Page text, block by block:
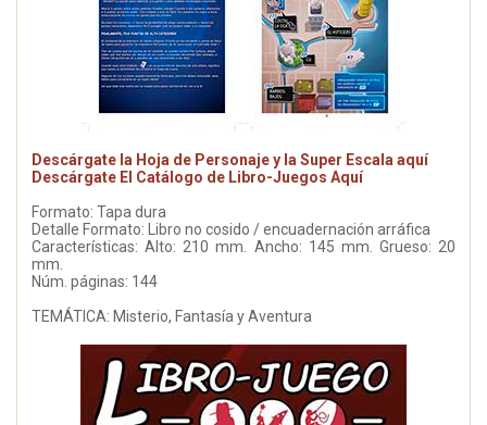
Descárgate la Hoja de Personaje y la Super Escala aquí
Descárgate El Catálogo de Libro-Juegos Aquí
Formato: Tapa dura
Detalle Formato: Libro no cosido / encuadernación arráfica
Características: Alto: 210 mm. Ancho: 145 mm. Grueso: 20
mm.
Núm. páginas: 144
TEMÁTICA: Misterio, Fantasía y Aventura